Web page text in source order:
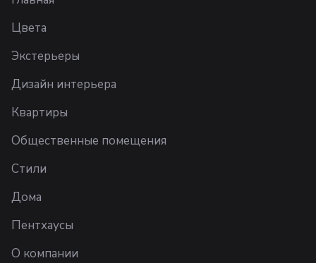
Цвета
Экстерьеры
Дизайн интерьера
Квартиры
Общественные помещения
Стили
Дома
Пентхаусы
О компании